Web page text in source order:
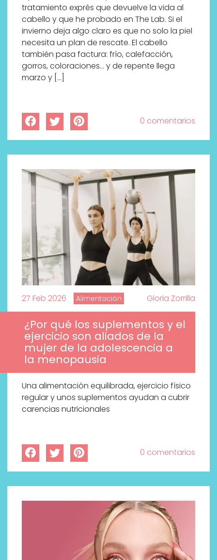
tratamiento exprés que devuelve la vida al
cabello y que he probado en The Lab. Si el
invierno deja algo claro es que no solo la piel
necesita un plan de rescate. El cabello
también pasa factura: frío, calefacción,
gorros, coloraciones… y de repente llega
marzo y […]
0 comentarios
27 Feb 2026 Alimentación Gloria Zorrilla
¿Por qué los suplementos y el
ejercicio son aliados de la
mujer de la adolescencia a
la menopausia
Una alimentación equilibrada, ejercicio físico
regular y unos suplementos ayudan a cubrir
carencias nutricionales
0 comentarios